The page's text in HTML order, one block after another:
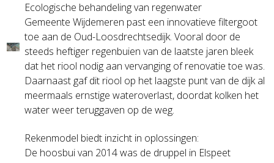
Ecologische behandeling van regenwater
Gemeente Wijdemeren past een innovatieve filtergoot
toe aan de Oud-Loosdrechtsedijk. Vooral door de
steeds heftiger regenbuien van de laatste jaren bleek
dat het riool nodig aan vervanging of renovatie toe was.
Daarnaast gaf dit riool op het laagste punt van de dijk al
meermaals ernstige wateroverlast, doordat kolken het
water weer teruggaven op de weg.
Rekenmodel biedt inzicht in oplossingen:
De hoosbui van 2014 was de druppel in Elspeet